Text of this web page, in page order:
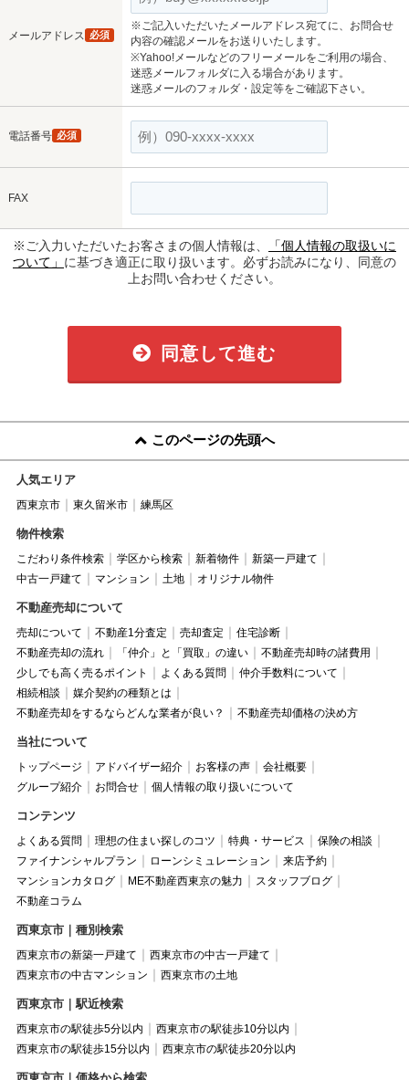
メールアドレス 必須
※ご記入いただいたメールアドレス宛てに、お問合せ
内容の確認メールをお送りいたします。
※Yahoo!メールなどのフリーメールをご利用の場合、
迷惑メールフォルダに入る場合があります。
迷惑メールのフォルダ・設定等をご確認下さい。
電話番号 必須
FAX
※ご入力いただいたお客さまの個人情報は、
「個人情報の取扱いに
ついて」 に基づき適正に取り扱います。必ずお読みになり、同意の
上お問い合わせください。
同意して進む
このページの先頭へ
人気エリア
西東京市 東久留米市 練馬区
物件検索
こだわり条件検索 学区から検索 新着物件
新築一戸建て
中古一戸建て
マンション 土地 オリジナル物件
不動産売却について
売却について 不動産1分査定 売却査定
住宅診断
不動産売却の流れ
「仲介」と「買取」の違い
不動産売却時の諸費用
少しでも高く売るポイント
よくある質問
仲介手数料について
相続相談
媒介契約の種類とは
不動産売却をするならどんな業者が良い？
不動産売却価格の決め方
当社について
トップページ アドバイザー紹介 お客様の声
会社概要
グループ紹介
お問合せ 個人情報の取り扱いについて
コンテンツ
よくある質問 理想の住まい探しのコツ 特典・サービス
保険の相談
ファイナンシャルプラン
ローンシミュレーション
来店予約
マンションカタログ
ME不動産西東京の魅力
スタッフブログ
不動産コラム
西東京市｜種別検索
西東京市の新築一戸建て
西東京市の中古一戸建て
西東京市の中古マンション
西東京市の土地
西東京市｜駅近検索
西東京市の駅徒歩5分以内
西東京市の駅徒歩10分以内
西東京市の駅徒歩15分以内
西東京市の駅徒歩20分以内